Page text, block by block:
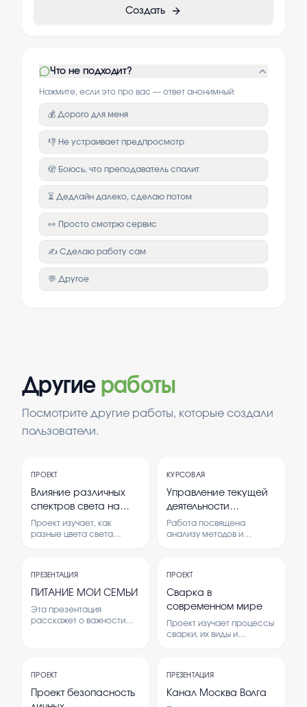
Создать
Что не подходит?
Нажмите, если это про вас — ответ анонимный
💰 Дорого для меня
👎 Не устраивает предпросмотр
🫣 Боюсь, что преподаватель спалит
⏳ Дедлайн далеко, сделаю потом
👀 Просто смотрю сервис
✍️ Сделаю работу сам
💬 Другое
Другие работы
Посмотрите другие работы, которые создали
пользователи.
ПРОЕКТ
Влияние различных
спектров света на
фотосинтез и рост
комнатных растений
Проект изучает, как
разные цвета света
работе рассматриваются
теоретические основы и
эксперименты.
КУРСОВАЯ
Управление текущей
деятельности
сотрудников службы
приема и
основных услуг в
гостинице Саду Отель
Москва Рэдиссон
Работа посвящена
анализу методов и
приема и размещения в
гостинице с целью
повышения качества
предоставляемых услуг.
ПРЕЗЕНТАЦИЯ
ПИТАНИЕ МОИ СЕМЬИ
Эта презентация
расскажет о важности
советы по организации
питания дома.
ПРОЕКТ
Сварка в
современном мире
Проект изучает процессы
сварки, их виды и
рассматривается
влияние сварочных
ПРОЕКТ
Проект безопасность
ПРЕЗЕНТАЦИЯ
Канал Москва Волга